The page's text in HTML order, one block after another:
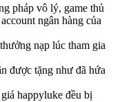
pháp vô lý, game thủ
ngân hàng của
nạp lúc tham gia
được tặng như đã hứa
happyluke đều bị